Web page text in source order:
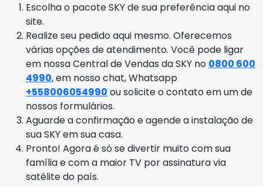
Escolha o pacote SKY de sua preferência aqui no
site.
Realize seu pedido aqui mesmo. Oferecemos
várias opções de atendimento. Você pode ligar
em nossa Central de Vendas da SKY no 0800 600
4990, em nosso chat, Whatsapp
+558006054990 ou solicite o contato em um de
nossos formulários.
Aguarde a confirmação e agende a instalação de
sua SKY em sua casa.
Pronto! Agora é só se divertir muito com sua
família e com a maior TV por assinatura via
satélite do país.